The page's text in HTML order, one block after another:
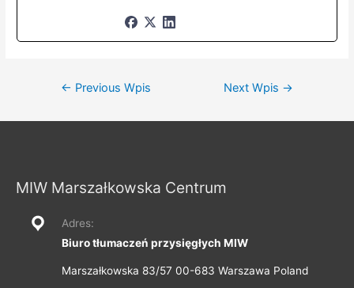
Nawigacja
← Previous Wpis Next Wpis →
MIW Marszałkowska Centrum
Adres:
Biuro tłumaczeń przysięgłych MIW
Marszałkowska 83/57 00-683 Warszawa Poland